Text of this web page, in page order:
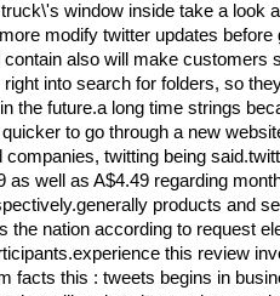
window inside take a look
modify twitter updates before
also will make customers
into search for folders, so
the future.a long time strings
to go through a new
companies, twitting being
as well as A$4.49 regarding
products and
the nation according to request
this review
facts this : tweets begins in